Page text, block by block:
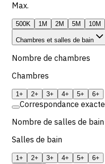
Max.
500K 1M 2M 5M 10M
Chambres et salles de bain
Nombre de chambres
Chambres
1+ 2+ 3+ 4+ 5+ 6+
Correspondance exacte
Nombre de salles de bain
Salles de bain
1+ 2+ 3+ 4+ 5+
6+